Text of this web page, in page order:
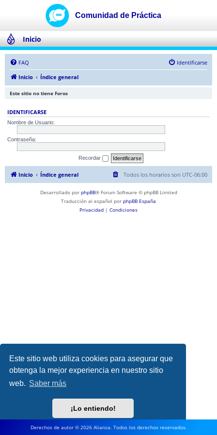
Este sitio web utiliza cookies para asegurar que
obtenga la mejor experiencia en nuestro sitio
web. Saber más
¡Lo entiendo!
Inicio
FAQ
Identificarse
Inicio
Índice general
Este sitio no tiene Foros
IDENTIFICARSE
Nombre de Usuario:
Contraseña:
Recordar
Inicio Índice general Todos los horarios son UTC-06:00
Desarrollado por phpBB® Forum Software © phpBB Limited
Traducción al español por phpBB España
Privacidad | Condiciones
Derechos de autor © 2026 Alianza. Todos los derechos reservados.